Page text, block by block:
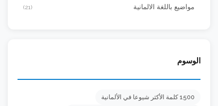
مواضيع باللغة الالمانية (21)
الوسوم
1500 كلمة الأكثر شيوعا في الألمانية